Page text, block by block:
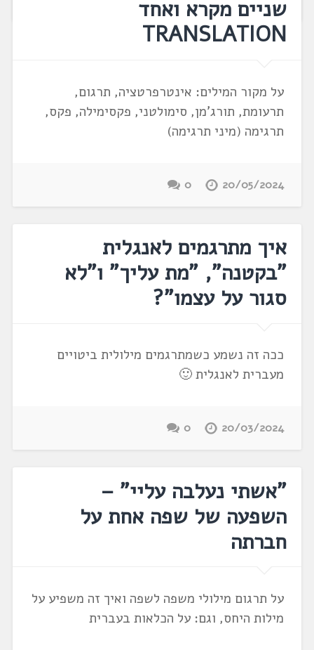
שניים מקרא ואחד
TRANSLATION
על מקור המילים: אינטרפרטציה, תרגום,
תרעומת, תורג'מן, סימולטני, פקסימילה, פקס,
תרגימה (מיני תרגימה)
20/05/2024
0
איך מתרגמים לאנגלית
"בקטנה", "מת עליך" ו"לא
סגור על עצמו"?
ככה זה נשמע כשמתרגמים מילולית ביטויים
מעברית לאנגלית 🙂
20/03/2024
0
"אשתי נעלבה עליי" –
השפעה של שפה אחת על
חברתה
על תרגום מילולי משפה לשפה ואיך זה משפיע על
מילות היחס, וגם: על הכלאות בעברית